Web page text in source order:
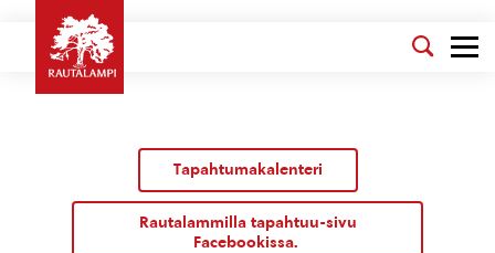
Tapahtumakalenteri
Rautalammilla tapahtuu-sivu
Facebookissa.